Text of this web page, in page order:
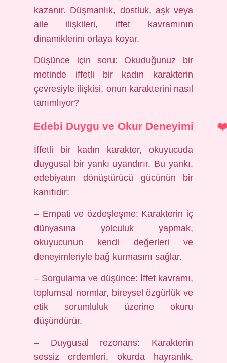
kazanır. Düşmanlık, dostluk, aşk veya
aile ilişkileri, iffet kavramının
dinamiklerini ortaya koyar.
Düşünce için soru: Okuduğunuz bir
metinde iffetli bir kadın karakterin
çevresiyle ilişkisi, onun karakterini nasıl
tanımlıyor?
Edebi Duygu ve Okur Deneyimi
İffetli bir kadın karakter, okuyucuda
duygusal bir yankı uyandırır. Bu yankı,
edebiyatın dönüştürücü gücünün bir
kanıtıdır:
– Empati ve özdeşleşme: Karakterin iç
dünyasına yolculuk yapmak,
okuyucunun kendi değerleri ve
deneyimleriyle bağ kurmasını sağlar.
– Sorgulama ve düşünce: İffet kavramı,
toplumsal normlar, bireysel özgürlük ve
etik sorumluluk üzerine okuru
düşündürür.
– Duygusal rezonans: Karakterin
sessiz erdemleri, okurda hayranlık,